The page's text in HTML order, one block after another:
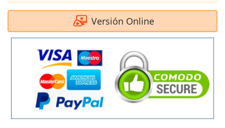
Versión Online